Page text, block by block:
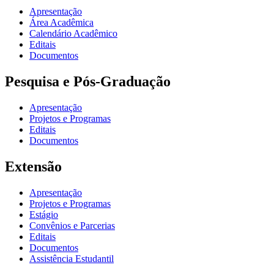
Apresentação
Área Acadêmica
Calendário Acadêmico
Editais
Documentos
Pesquisa e Pós-Graduação
Apresentação
Projetos e Programas
Editais
Documentos
Extensão
Apresentação
Projetos e Programas
Estágio
Convênios e Parcerias
Editais
Documentos
Assistência Estudantil